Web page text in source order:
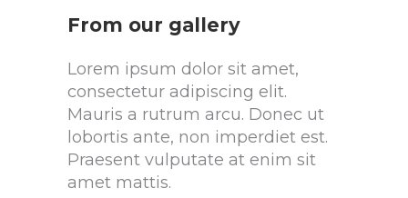
From our gallery
Lorem ipsum dolor sit amet,
consectetur adipiscing elit.
Mauris a rutrum arcu. Donec ut
lobortis ante, non imperdiet est.
Praesent vulputate at enim sit
amet mattis.